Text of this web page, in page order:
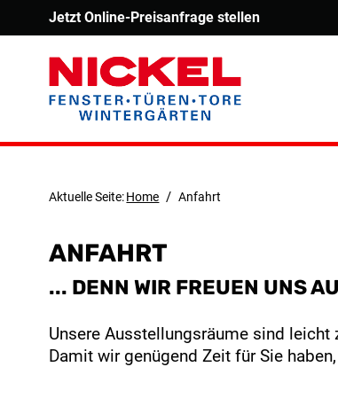
Jetzt Online-Preisanfrage stellen
Aktuelle Seite:Home / Anfahrt
ANFAHRT
... DENN WIR FREUEN UNS
Unsere Ausstellungsräume sind leicht
Damit wir genügend Zeit für Sie